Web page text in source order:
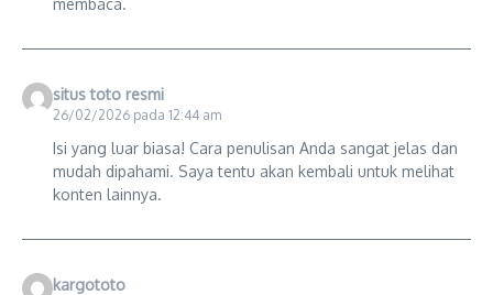
membaca.
situs toto resmi
26/02/2026 pada 12:44 am
Isi yang luar biasa! Cara penulisan Anda sangat jelas dan
mudah dipahami. Saya tentu akan kembali untuk melihat
konten lainnya.
kargototo